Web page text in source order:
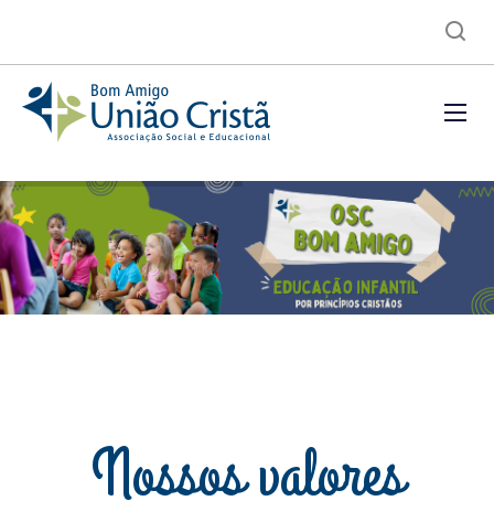
Nossos valores